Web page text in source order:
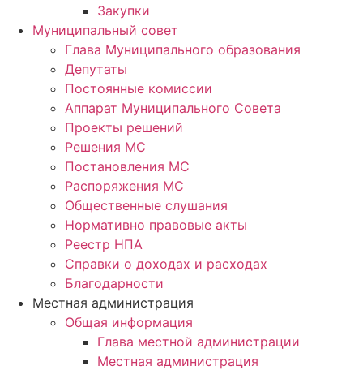
Закупки
Муниципальный совет
Глава Муниципального образования
Депутаты
Постоянные комиссии
Аппарат Муниципального Совета
Проекты решений
Решения МС
Постановления МС
Распоряжения МС
Общественные слушания
Нормативно правовые акты
Реестр НПА
Справки о доходах и расходах
Благодарности
Местная администрация
Общая информация
Глава местной администрации
Местная администрация